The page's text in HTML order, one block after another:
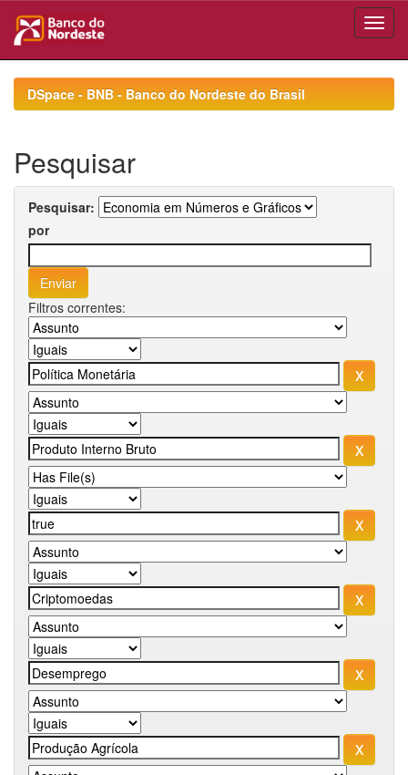
navigationDSpace - BNB - Banco do Nordeste do Brasil
Pesquisar
Pesquisar:
por
Filtros correntes: